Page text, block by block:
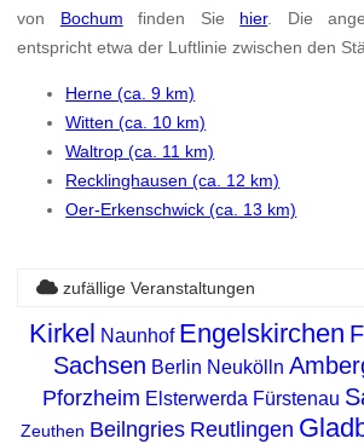
von Bochum finden Sie hier. Die
entspricht etwa der Luftlinie zwischen den
Herne (ca. 9 km)
Witten (ca. 10 km)
Waltrop (ca. 11 km)
Recklinghausen (ca. 12 km)
Oer-Erkenschwick (ca. 13 km)
zufällige Veranstaltungen
Kirkel Naunhof Engelskirchen
Sachsen Berlin Neukölln
Pforzheim Elsterwerda Fürstenau
Zeuthen Beilngries Reutlingen